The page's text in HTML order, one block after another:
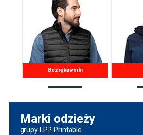
Bezrękawniki
Marki odzieży
grupy LPP Printable